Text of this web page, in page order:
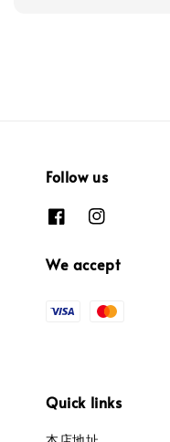
Follow us
We accept
Quick links